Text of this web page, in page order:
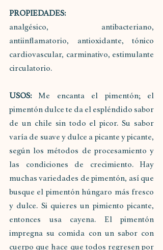
PROPIEDADES:
analgésico, antibacteriano,
antiinflamatorio, antioxidante, tónico
cardiovascular, carminativo, estimulante
circulatorio.
USOS: Me encanta el pimentón; el
pimentón dulce te da el espléndido sabor
de un chile sin todo el picor. Su sabor
varía de suave y dulce a picante y picante,
según los métodos de procesamiento y
las condiciones de crecimiento. Hay
muchas variedades de pimentón, así que
busque el pimentón húngaro más fresco
y dulce. Si quieres un pimiento picante,
entonces usa cayena. El pimentón
impregna su comida con un sabor con
cuerpo que hace que todos regresen por